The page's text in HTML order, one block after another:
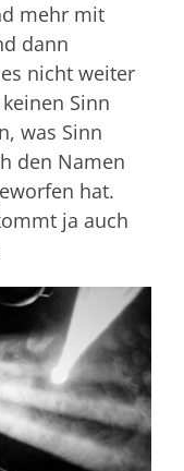
mehr mit
dann
nicht weiter
Sinn
was Sinn
den Namen
hat.
ja auch